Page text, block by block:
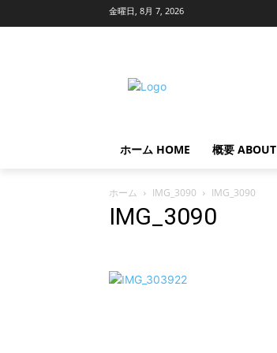
金曜日, 8月 7, 2026
ホーム HOME 概要 ABOUT
ホーム IMG_3090 IMG_3090
IMG_3090